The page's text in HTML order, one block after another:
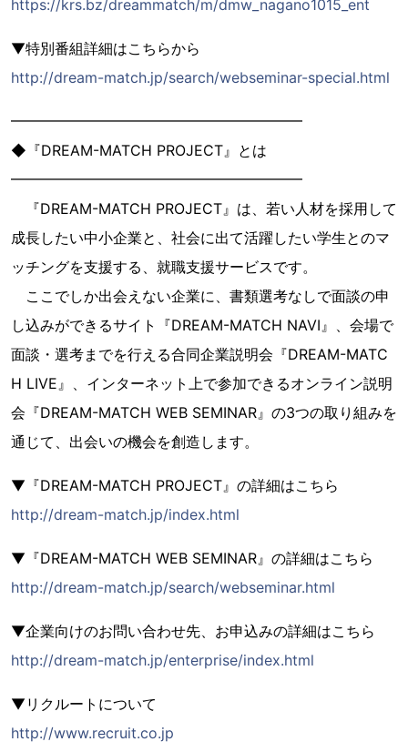
https://krs.bz/dreammatch/m/dmw_nagano1015_ent
▼特別番組詳細はこちらから
http://dream-match.jp/search/webseminar-special.html
━━━━━━━━━━━━━━━━━━━━
◆『DREAM-MATCH PROJECT』とは
━━━━━━━━━━━━━━━━━━━━
『DREAM-MATCH PROJECT』は、若い人材を採用して
成長したい中小企業と、社会に出て活躍したい学生とのマ
ッチングを支援する、就職支援サービスです。
ここでしか出会えない企業に、書類選考なしで面談の申
し込みができるサイト『DREAM-MATCH NAVI』、会場で
面談・選考までを行える合同企業説明会『DREAM-MATC
H LIVE』、インターネット上で参加できるオンライン説明
会『DREAM-MATCH WEB SEMINAR』の3つの取り組みを
通じて、出会いの機会を創造します。
▼『DREAM-MATCH PROJECT』の詳細はこちら
http://dream-match.jp/index.html
▼『DREAM-MATCH WEB SEMINAR』の詳細はこちら
http://dream-match.jp/search/webseminar.html
▼企業向けのお問い合わせ先、お申込みの詳細はこちら
http://dream-match.jp/enterprise/index.html
▼リクルートについて
http://www.recruit.co.jp